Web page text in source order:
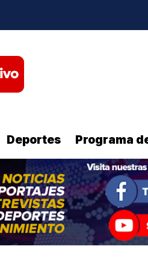
Deportes Programa